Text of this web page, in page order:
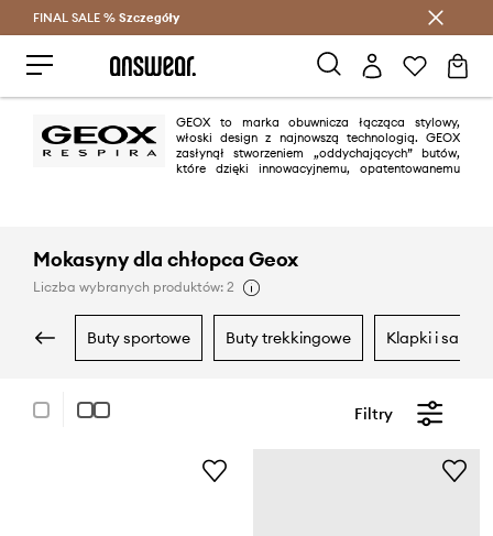
Oszczędzaj z Answear Club >
FINAL SALE % Szczegóły
GEOX to marka obuwnicza łącząca stylowy,
włoski design z najnowszą technologią. GEOX
zasłynął stworzeniem „oddychających” butów,
które dzięki innowacyjnemu, opatentowanemu
Mokasyny dla chłopca Geox
Liczba wybranych produktów: 2
buty sportowe buty trekkingowe klapki i
Filtry